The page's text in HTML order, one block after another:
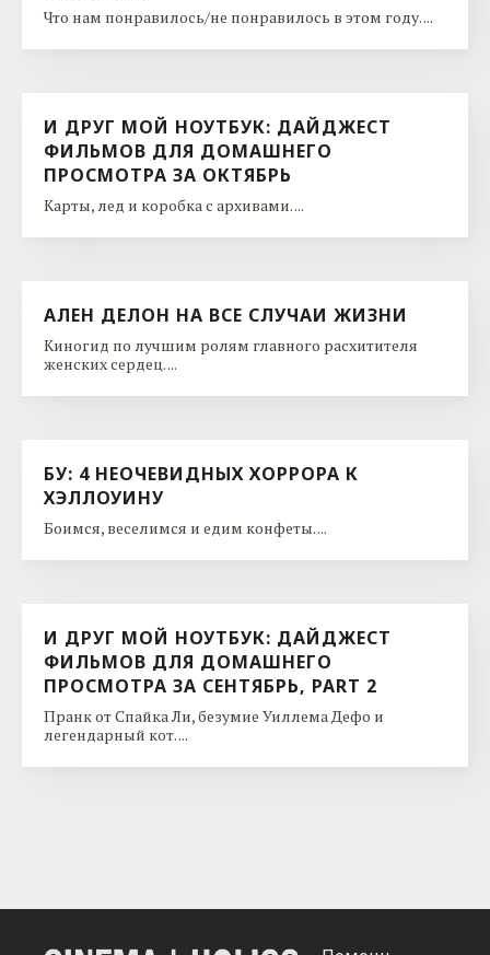
Что нам понравилось/не понравилось в этом году. ...
И ДРУГ МОЙ НОУТБУК: ДАЙДЖЕСТ
ФИЛЬМОВ ДЛЯ ДОМАШНЕГО
ПРОСМОТРА ЗА ОКТЯБРЬ
Карты, лед и коробка с архивами. ...
АЛЕН ДЕЛОН НА ВСЕ СЛУЧАИ ЖИЗНИ
Киногид по лучшим ролям главного расхитителя
женских сердец. ...
БУ: 4 НЕОЧЕВИДНЫХ ХОРРОРА К
ХЭЛЛОУИНУ
Боимся, веселимся и едим конфеты. ...
И ДРУГ МОЙ НОУТБУК: ДАЙДЖЕСТ
ФИЛЬМОВ ДЛЯ ДОМАШНЕГО
ПРОСМОТРА ЗА СЕНТЯБРЬ, PART 2
Пранк от Спайка Ли, безумие Уиллема Дефо и
легендарный кот. ...